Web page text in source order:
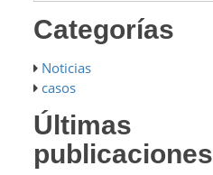
Categorías
Noticias
casos
Últimas
publicaciones